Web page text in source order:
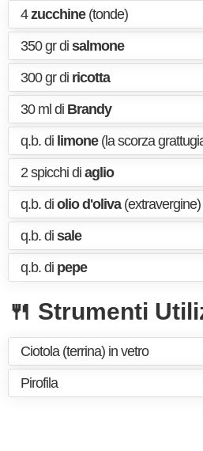
4zucchine(tonde)
350 gr di salmone
300 gr di ricotta
30 ml di Brandy
q.b. di limone(la scorza
2 spicchi di aglio
q.b. di olio d'oliva(extravergine)
q.b. di sale
q.b. di pepe
🍴 Strumenti
Ciotola (terrina) in vetro
Pirofila